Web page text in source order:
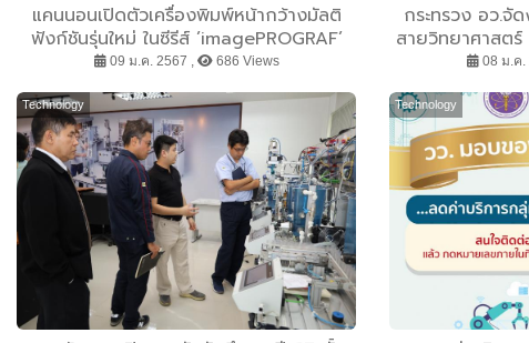
แคนนอนเปิดตัวเครื่องพิมพ์หน้ากว้างมัลติ
ฟังก์ชันรุ่นใหม่ ในซีรีส์ ’imagePROGRAF’
สำหรับการพิมพ์แบบร่าง CAD และโปสเตอร์
09 ม.ค. 2567 , 686 Views
กระทรวง อว.จั
สายวิทยาศาสต
08 ม.ค.
Technology Technology